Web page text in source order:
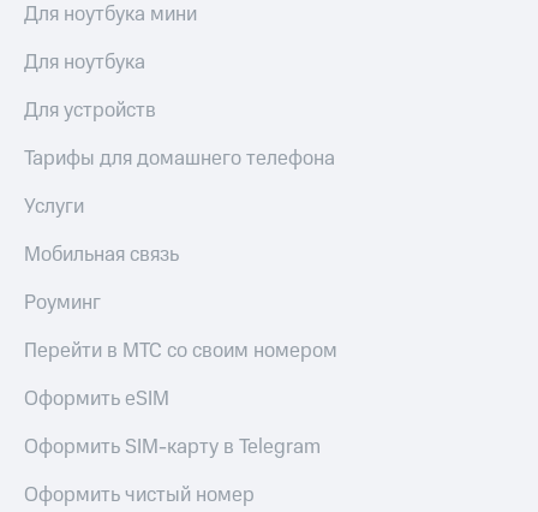
Для ноутбука мини
Для ноутбука
Для устройств
Тарифы для домашнего телефона
Услуги
Мобильная связь
Роуминг
Перейти в МТС со своим номером
Оформить eSIM
Оформить SIM-карту в Telegram
Оформить чистый номер